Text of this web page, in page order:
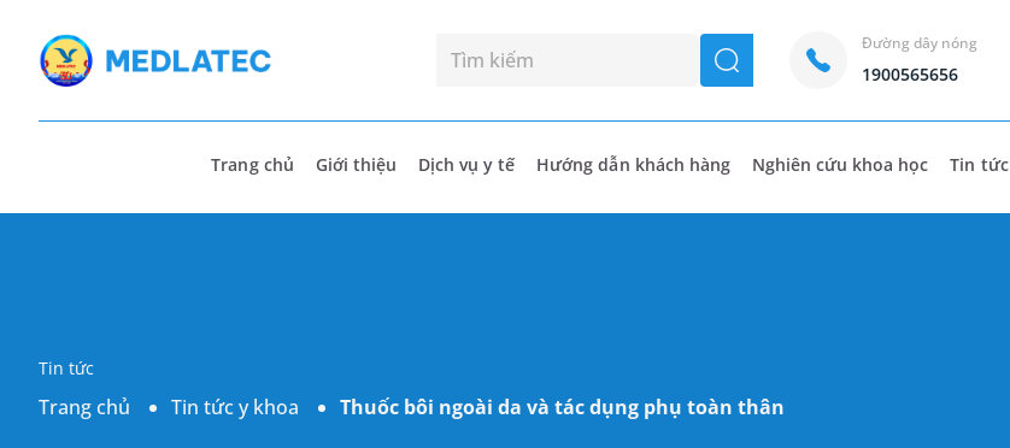
seach
Đường dây nóng
1900565656
Trang chủ Giới thiệu Dịch vụ y tế Hướng dẫn khách hàng Nghiên cứu khoa học Tin tức
Tin tức
Trang chủ Tin tức y khoa Thuốc bôi ngoài da và tác dụng phụ toàn thân